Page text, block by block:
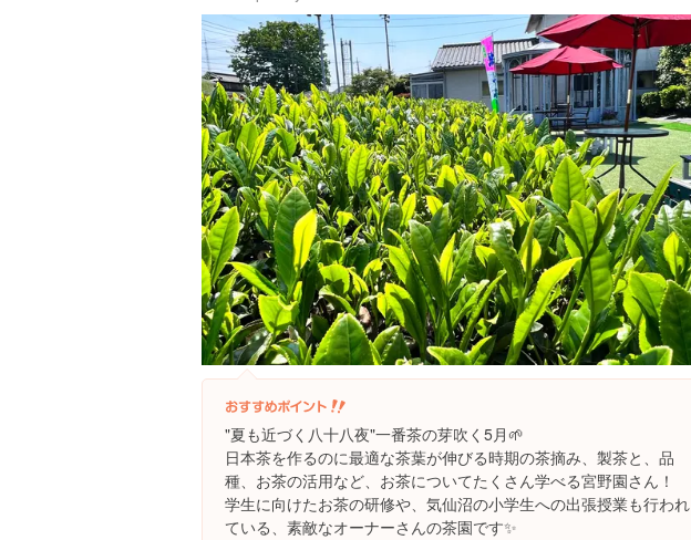
"夏も近づく八十八夜"一番茶の芽吹く5月🌱
日本茶を作るのに最適な茶葉が伸びる時期の茶摘み、製茶と、品
種、お茶の活用など、お茶についてたくさん学べる宮野園さん！
学生に向けたお茶の研修や、気仙沼の小学生への出張授業も行われ
ている、素敵なオーナーさんの茶園です✨